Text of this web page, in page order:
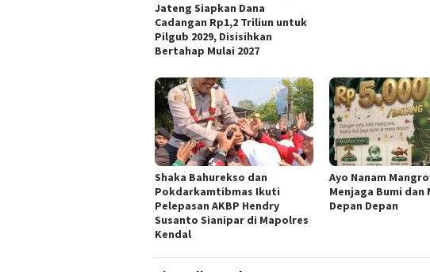
Jateng Siapkan Dana
Cadangan Rp1,2 Triliun untuk
Pilgub 2029, Disisihkan
Bertahap Mulai 2027
​Shaka Bahurekso dan
Pokdarkamtibmas Ikuti
Pelepasan AKBP Hendry
Susanto Sianipar di Mapolres
Kendal
Ayo Nanam
Menjaga Bumi dan
Depan Depan